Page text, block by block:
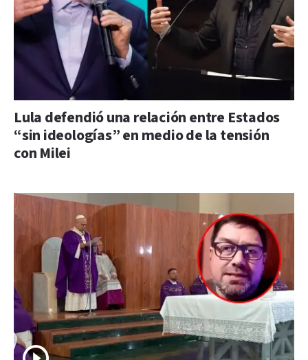
Lula defendió una relación entre Estados
“sin ideologías” en medio de la tensión
con Milei